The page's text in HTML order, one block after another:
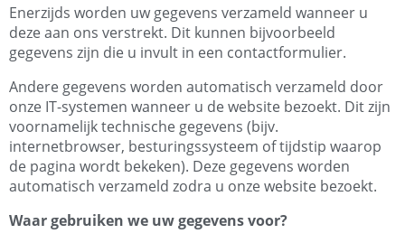
Enerzijds worden uw gegevens verzameld wanneer u
deze aan ons verstrekt. Dit kunnen bijvoorbeeld
gegevens zijn die u invult in een contactformulier.
Andere gegevens worden automatisch verzameld door
onze IT-systemen wanneer u de website bezoekt. Dit zijn
voornamelijk technische gegevens (bijv.
internetbrowser, besturingssysteem of tijdstip waarop
de pagina wordt bekeken). Deze gegevens worden
automatisch verzameld zodra u onze website bezoekt.
Waar gebruiken we uw gegevens voor?